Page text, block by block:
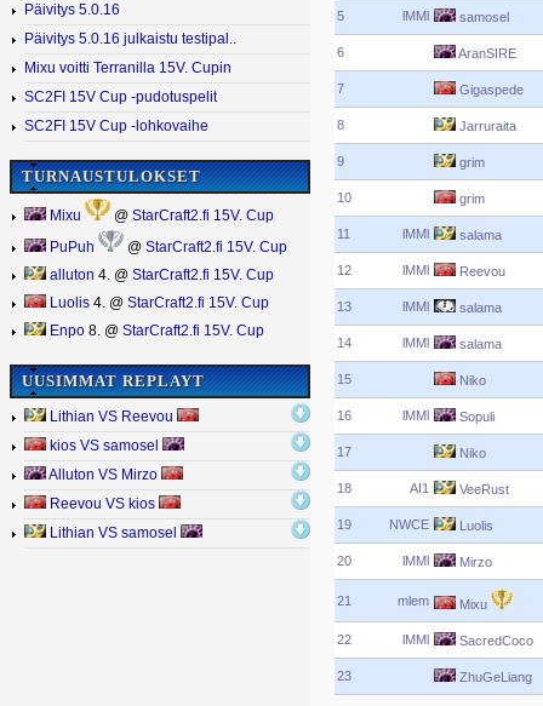
Päivitys 5.0.16
Päivitys 5.0.16 julkaistu testipal..
Mixu voitti Terranilla 15V. Cupin
SC2FI 15V Cup -pudotuspelit
SC2FI 15V Cup -lohkovaihe
TURNAUSTULOKSET
Mixu @ StarCraft2.fi 15V. Cup
PuPuh @ StarCraft2.fi 15V. Cup
alluton 4. @ StarCraft2.fi 15V. Cup
Luolis 4. @ StarCraft2.fi 15V. Cup
Enpo 8. @ StarCraft2.fi 15V. Cup
UUSIMMAT REPLAYT
Lithian VS Reevou
kios VS samosel
Alluton VS Mirzo
Reevou VS kios
Lithian VS samosel
5 lMMl samosel
6 AranSIRE
7 Gigaspede
8 Jarruraita
9 grim
10 grim
11 lMMl salama
12 lMMl Reevou
13 lMMl salama
14 lMMl salama
15 Niko
16 lMMl Sopuli
17 Niko
18 AI1 VeeRust
19 NWCE Luolis
20 lMMl Mirzo
21 mlem Mixu
22 lMMl SacredCoco
23 ZhuGeLiang